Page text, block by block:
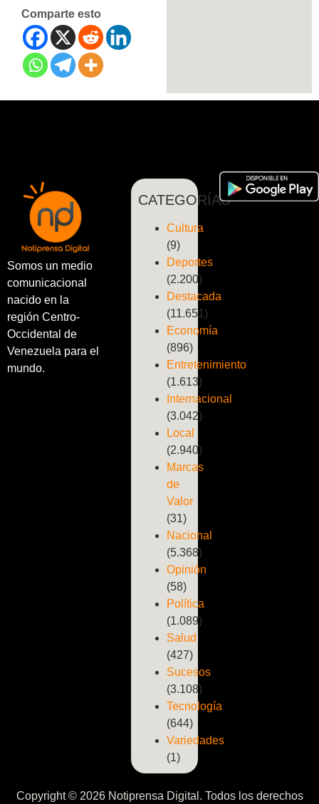
Comparte esto
Somos un medio
comunicacional
nacido en la
región Centro-
Occidental de
Venezuela para el
mundo.
CATEGORÍAS
Cultura
(9)
Deportes
(2.200)
Destacada
(11.651)
Economía
(896)
Entretenimiento
(1.613)
Internacional
(3.042)
Local
(2.940)
Marcas
de
Valor
(31)
Nacional
(5.368)
Opinión
(58)
Política
(1.089)
Salud
(427)
Sucesos
(3.108)
Tecnología
(644)
Variedades
(1)
Copyright © 2026 Notiprensa Digital. Todos los derechos